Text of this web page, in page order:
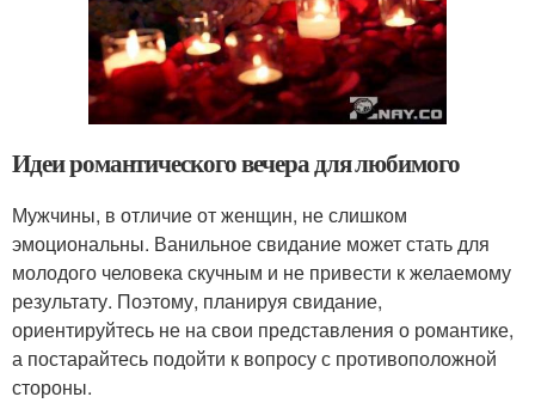
Идеи романтического вечера для любимого
Мужчины, в отличие от женщин, не слишком
эмоциональны. Ванильное свидание может стать для
молодого человека скучным и не привести к желаемому
результату. Поэтому, планируя свидание,
ориентируйтесь не на свои представления о романтике,
а постарайтесь подойти к вопросу с противоположной
стороны.